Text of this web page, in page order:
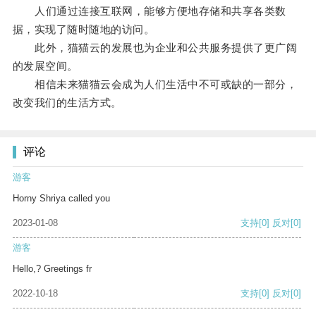
人们通过连接互联网，能够方便地存储和共享各类数
据，实现了随时随地的访问。
此外，猫猫云的发展也为企业和公共服务提供了更广阔
的发展空间。
相信未来猫猫云会成为人们生活中不可或缺的一部分，
改变我们的生活方式。
评论
游客
Horny Shriya called you
2023-01-08 支持[0] 反对[0]
游客
Hello,? Greetings fr
2022-10-18 支持[0] 反对[0]